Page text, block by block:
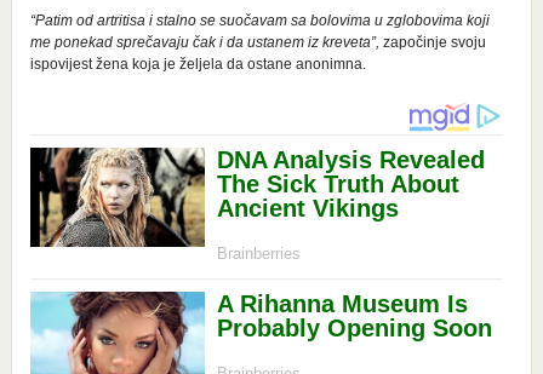
“Patim od artritisa i stalno se suočavam sa bolovima u zglobovima koji
me ponekad sprečavaju čak i da ustanem iz kreveta”, započinje svoju
ispovijest žena koja je željela da ostane anonimna.